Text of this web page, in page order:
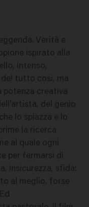
Verità e
ispirato alla
intenso,
del tutto così, ma
potenza creativa
del genio
lo spiazza e lo
la ricerca
al quale ogni
per fermarsi di
insicurezza, sfida:
al meglio, forse